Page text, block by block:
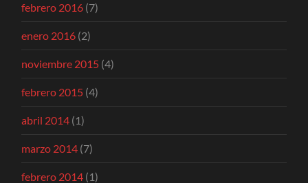
febrero 2016 (7)
enero 2016 (2)
noviembre 2015 (4)
febrero 2015 (4)
abril 2014 (1)
marzo 2014 (7)
febrero 2014 (1)